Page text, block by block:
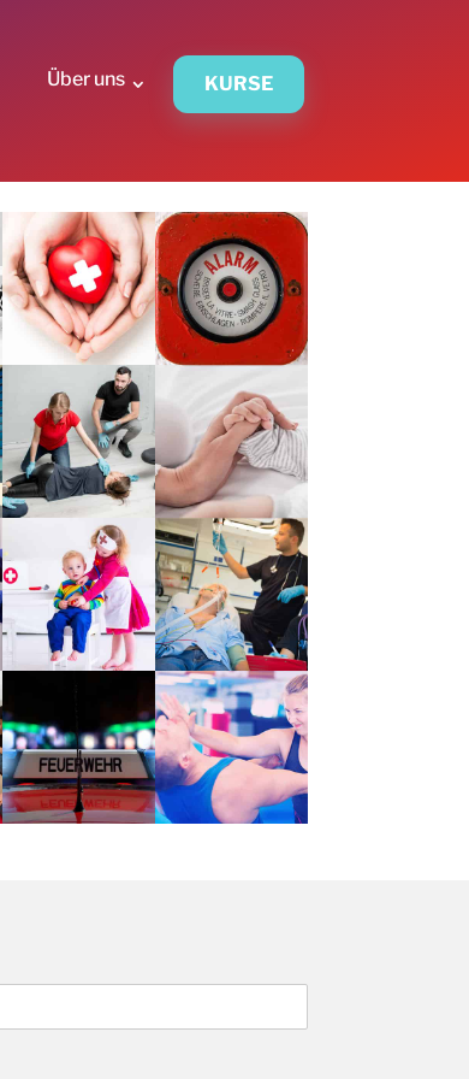
Über uns KURSE